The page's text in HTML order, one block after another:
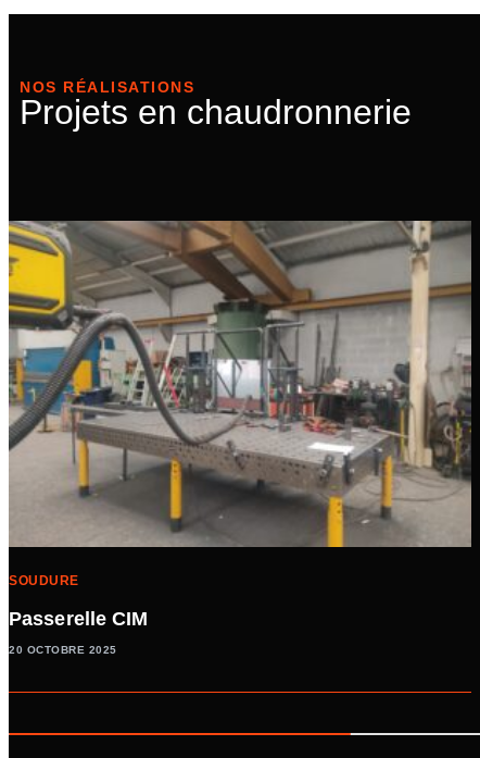
NOS RÉALISATIONS
Projets en chaudronnerie
SOUDURE
Passerelle CIM
20 OCTOBRE 2025